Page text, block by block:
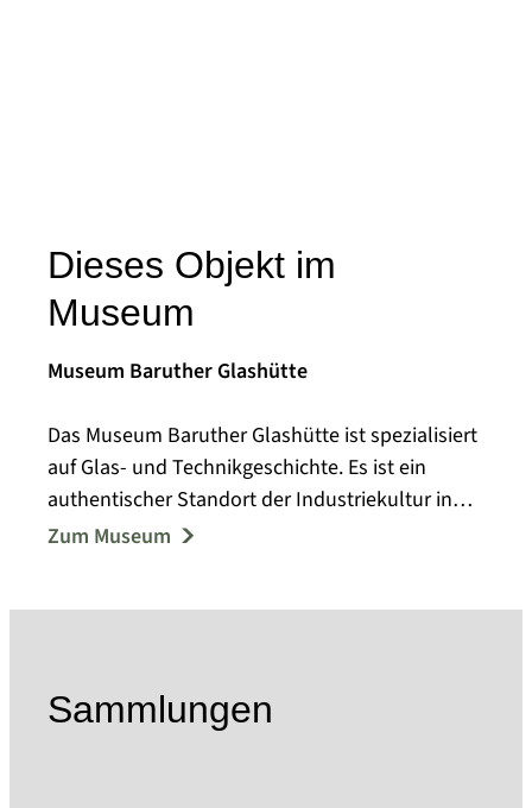
Dieses Objekt im
Museum
Museum Baruther Glashütte
Das Museum Baruther Glashütte ist spezialisiert
auf Glas- und Technikgeschichte. Es ist ein
authentischer Standort der Industriekultur in
der Werkssiedlung Baruther Glashütte, die seit
aus über 30 Gebäuden, die selbst als Exponate
zu werten sind.
Zum Museum
Sammlungen